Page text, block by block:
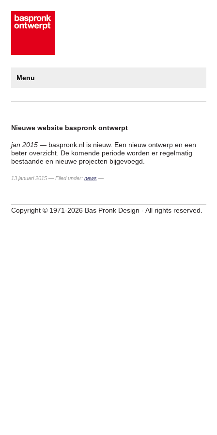
Menu
Nieuwe website baspronk ontwerpt
jan 2015— baspronk.nl is nieuw. Een nieuw ontwerp en een
beter overzicht. De komende periode worden er regelmatig
bestaande en nieuwe projecten bijgevoegd.
13 januari 2015 — Filed under: news—
Copyright © 1971-2026 Bas Pronk Design - All rights reserved.